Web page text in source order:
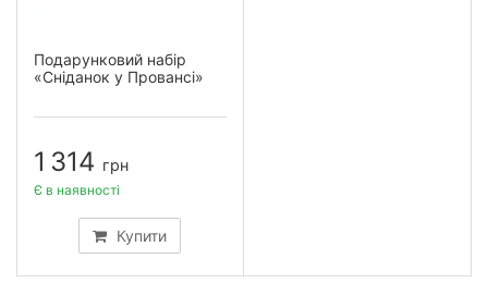
Подарунковий набір
«Сніданок у Провансі»
1 314 грн
Купити
Є в наявності